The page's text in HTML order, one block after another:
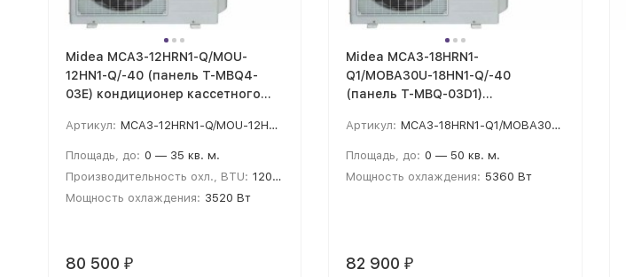
Midea MCA3-12HRN1-Q/MOU-
12HN1-Q/-40 (панель T-MBQ4-
03E) кондиционер кассетного
Артикул: MCA3-12HRN1-Q/MOU-12HN1-Q/-40 (панель T-MBQ4-03E)
Площадь, до: 0 — 35 кв. м.
Производительность охл., BTU: 12000
Мощность охлаждения: 3520 Вт
80 500 ₽
Midea MCA3-18HRN1-
Q1/MOBA30U-18HN1-Q/-40
(панель T-MBQ-03D1)
Артикул: MCA3-18HRN1-Q1/MOBA30U-18HN1-Q/-40
Площадь, до: 0 — 50 кв. м.
Мощность охлаждения: 5360 Вт
82 900 ₽